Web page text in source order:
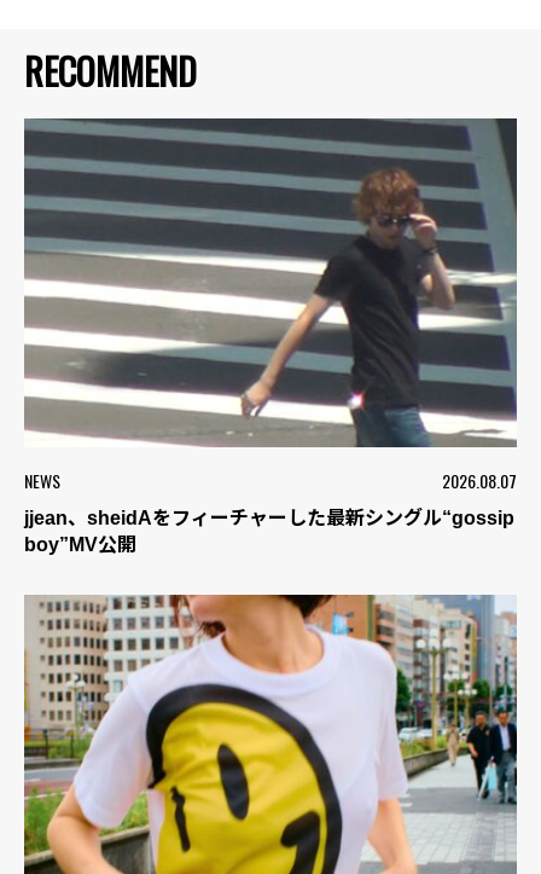
RECOMMEND
NEWS 2026.08.07
jjean、sheidAをフィーチャーした最新シングル“gossip
boy”MV公開